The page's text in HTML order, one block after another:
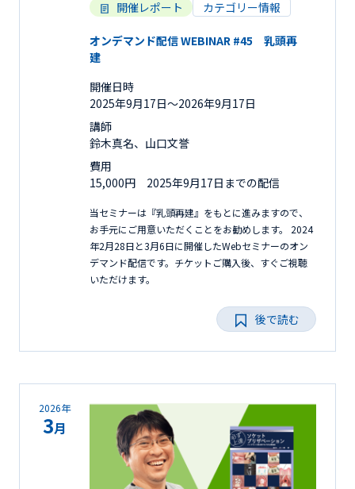
開催レポート カテゴリー情報
オンデマンド配信 WEBINAR #45 乳頭再
建
開催日時
2025年9月17日〜2026年9月17日
講師
鈴木真名、山口文誉
費用
15,000円 2025年9月17日までの配信
当セミナーは『乳頭再建』をもとに進みますので、
お手元にご用意いただくことをお勧めします。 2024
年2月28日と3月6日に開催したWebセミナーのオン
デマンド配信です。チケットご購入後、すぐご視聴
いただけます。
後で読む
2026年
3月